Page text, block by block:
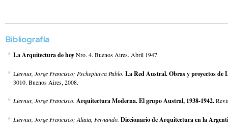
Bibliografía
La Arquitectura de hoyNro. 4. Buenos Aires. Abril 1947.
Liernur, Jorge Francisco; Pschepiurca Pablo. La Red Austral. Obras y proyectos de
3010. Buenos Aires, 2008.
Liernur, Jorge Francisco. Arquitectura Moderna. El grupo Austral, 1938-1942.
Liernur, Jorge Francisco; Aliata, Fernando. Diccionario de Arquitectura en la